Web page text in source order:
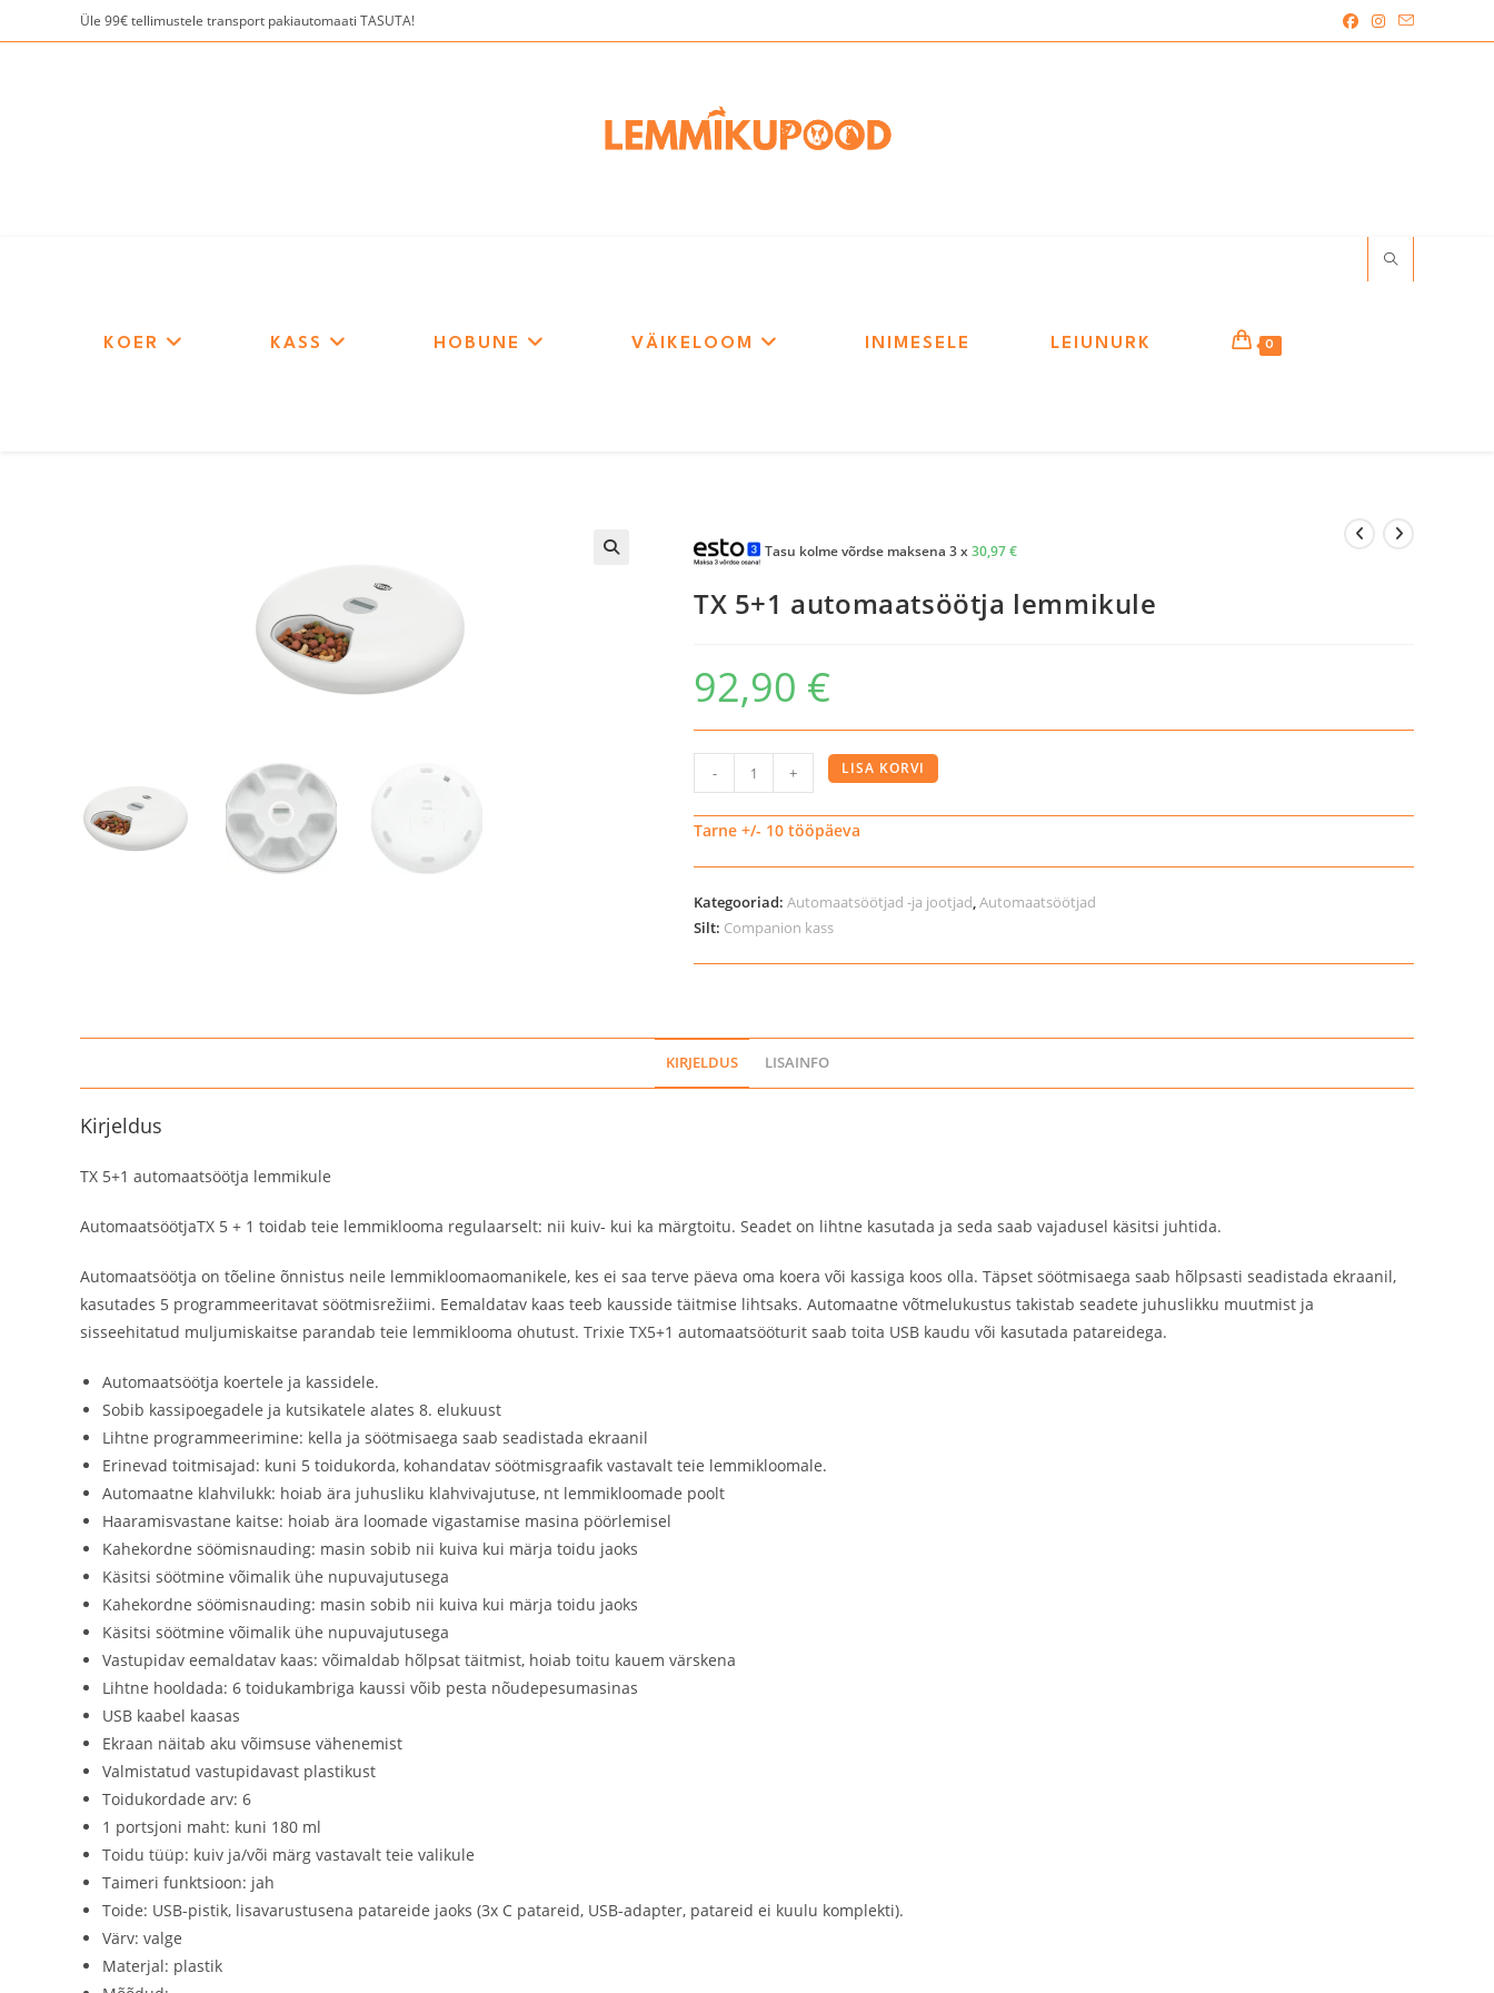
to
Üle 99€ tellimustele transport pakiautomaati TASUTA!
KOER KASS HOBUNE VÄIKELOOM INIMESELE LEIUNURK 0
Tasu kolme võrdse maksena 3 x30,97€
TX 5+1 automaatsöötja lemmikule
92,90 €
5+1
automaatsöötja
- + LISA KORVI
Tarne +/- 10 tööpäeva
Kategooriad: Automaatsöötjad -ja jootjad,Automaatsöötjad
Silt: Companion kass
KIRJELDUS LISAINFO
Kirjeldus
TX 5+1 automaatsöötja lemmikule
AutomaatsöötjaTX 5 + 1 toidab teie lemmiklooma regulaarselt: nii kuiv- kui ka märgtoitu. Seadet on lihtne kasutada ja seda saab vajadusel käsitsi juhtida.
Automaatsöötja on tõeline õnnistus neile lemmikloomaomanikele, kes ei saa terve päeva oma koera või kassiga koos olla. Täpset söötmisaega saab hõlpsasti seadistada ekraanil,
kasutades 5 programmeeritavat söötmisrežiimi. Eemaldatav kaas teeb kausside täitmise lihtsaks. Automaatne võtmelukustus takistab seadete juhuslikku muutmist ja
sisseehitatud muljumiskaitse parandab teie lemmiklooma ohutust. Trixie TX5+1 automaatsööturit saab toita USB kaudu või kasutada patareidega.
Automaatsöötja koertele ja kassidele.
Sobib kassipoegadele ja kutsikatele alates 8. elukuust
Lihtne programmeerimine: kella ja söötmisaega saab seadistada ekraanil
Erinevad toitmisajad: kuni 5 toidukorda, kohandatav söötmisgraafik vastavalt teie lemmikloomale.
Automaatne klahvilukk: hoiab ära juhusliku klahvivajutuse, nt lemmikloomade poolt
Haaramisvastane kaitse: hoiab ära loomade vigastamise masina pöörlemisel
Kahekordne söömisnauding: masin sobib nii kuiva kui märja toidu jaoks
Käsitsi söötmine võimalik ühe nupuvajutusega
Kahekordne söömisnauding: masin sobib nii kuiva kui märja toidu jaoks
Käsitsi söötmine võimalik ühe nupuvajutusega
Vastupidav eemaldatav kaas: võimaldab hõlpsat täitmist, hoiab toitu kauem värskena
Lihtne hooldada: 6 toidukambriga kaussi võib pesta nõudepesumasinas
USB kaabel kaasas
Ekraan näitab aku võimsuse vähenemist
Valmistatud vastupidavast plastikust
Toidukordade arv: 6
1 portsjoni maht: kuni 180 ml
Toidu tüüp: kuiv ja/või märg vastavalt teie valikule
Taimeri funktsioon: jah
Toide: USB-pistik, lisavarustusena patareide jaoks (3x C patareid, USB-adapter, patareid ei kuulu komplekti).
Värv: valge
Materjal: plastik